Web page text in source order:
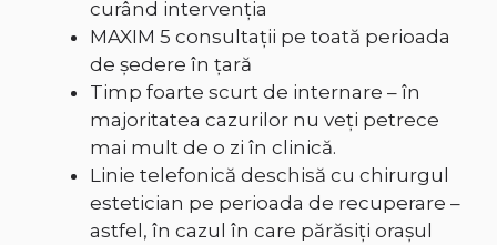
curând intervenția
MAXIM 5 consultații pe toată perioada
de ședere în țară
Timp foarte scurt de internare – în
majoritatea cazurilor nu veți petrece
mai mult de o zi în clinică.
Linie telefonică deschisă cu chirurgul
estetician pe perioada de recuperare –
astfel, în cazul în care părăsiți orașul